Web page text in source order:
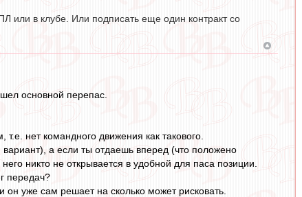
или в клубе. Или подписать еще один контракт со
основной перепас.
нет командного движения как такового.
а если ты отдаешь вперед (что положено
никто не открывается в удобной для паса позиции.
передач?
уже сам решает на сколько может рисковать.